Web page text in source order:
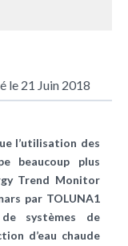
le 21 Juin 2018
l’utilisation des
beaucoup plus
Trend Monitor
par TOLUNA1
de systèmes de
d’eau chaude